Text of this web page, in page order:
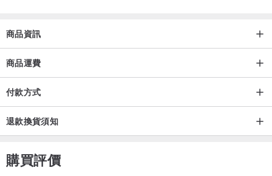
商品資訊
商品運費
付款方式
退款換貨須知
購買評價